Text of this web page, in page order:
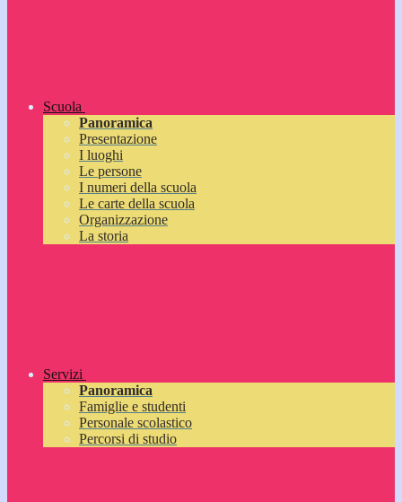
Scuola
Panoramica
Presentazione
I luoghi
Le persone
I numeri della scuola
Le carte della scuola
Organizzazione
La storia
Servizi
Panoramica
Famiglie e studenti
Personale scolastico
Percorsi di studio